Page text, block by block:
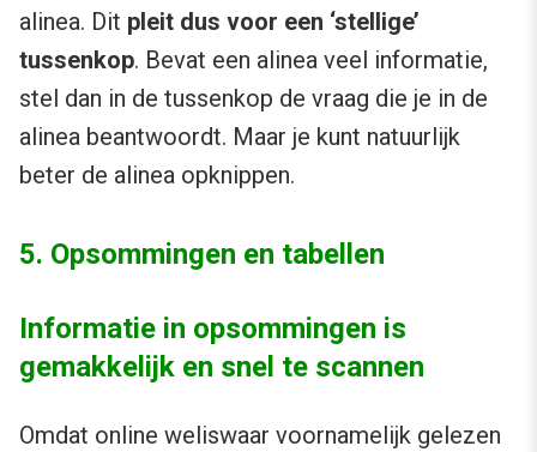
alinea. Dit pleit dus voor een ‘stellige’
tussenkop. Bevat een alinea veel informatie,
stel dan in de tussenkop de vraag die je in de
alinea beantwoordt. Maar je kunt natuurlijk
beter de alinea opknippen.
5. Opsommingen en tabellen
Informatie in opsommingen is
gemakkelijk en snel te scannen
Omdat online weliswaar voornamelijk gelezen